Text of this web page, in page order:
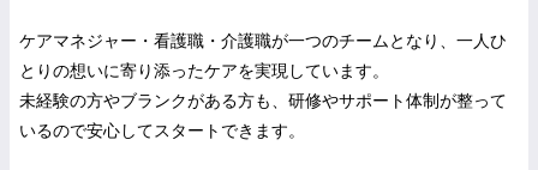
ケアマネジャー・看護職・介護職が一つのチームとなり、一人ひ
とりの想いに寄り添ったケアを実現しています。
未経験の方やブランクがある方も、研修やサポート体制が整って
いるので安心してスタートできます。